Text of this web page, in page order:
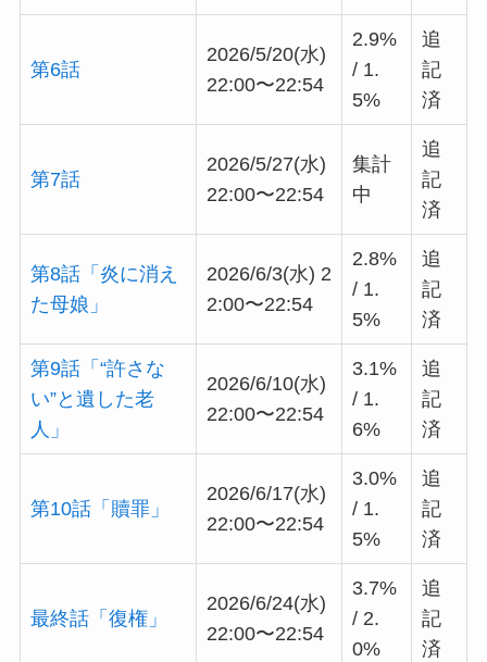
第6話
2026/5/20(水)
22:00〜22:54
2.9%
/ 1.
5%
追
記
済
第7話
2026/5/27(水)
22:00〜22:54
集計
中
追
記
済
第8話「炎に消え
た母娘」
2026/6/3(水) 2
2:00〜22:54
2.8%
/ 1.
5%
追
記
済
第9話「“許さな
い”と遺した老
人」
2026/6/10(水)
22:00〜22:54
3.1%
/ 1.
6%
追
記
済
第10話「贖罪」
2026/6/17(水)
22:00〜22:54
3.0%
/ 1.
5%
追
記
済
最終話「復権」
2026/6/24(水)
22:00〜22:54
3.7%
/ 2.
0%
追
記
済